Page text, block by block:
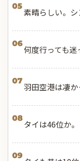
05
素晴らしい。シ
06
何度行っても迷
07
羽田空港は凄か
08
タイは46位か。
09